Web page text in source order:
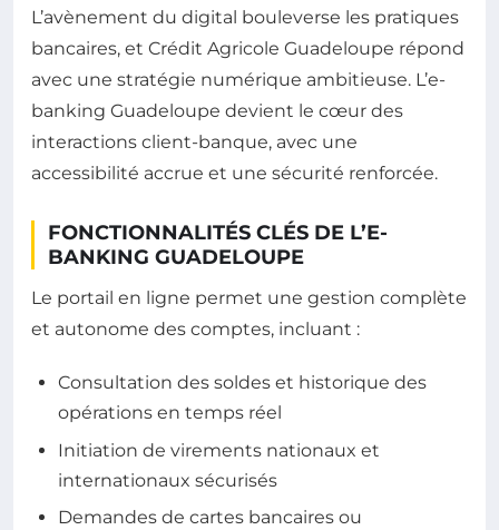
L’avènement du digital bouleverse les pratiques
bancaires, et Crédit Agricole Guadeloupe répond
avec une stratégie numérique ambitieuse. L’e-
banking Guadeloupe devient le cœur des
interactions client-banque, avec une
accessibilité accrue et une sécurité renforcée.
FONCTIONNALITÉS CLÉS DE L’E-
BANKING GUADELOUPE
Le portail en ligne permet une gestion complète
et autonome des comptes, incluant :
Consultation des soldes et historique des
opérations en temps réel
Initiation de virements nationaux et
internationaux sécurisés
Demandes de cartes bancaires ou